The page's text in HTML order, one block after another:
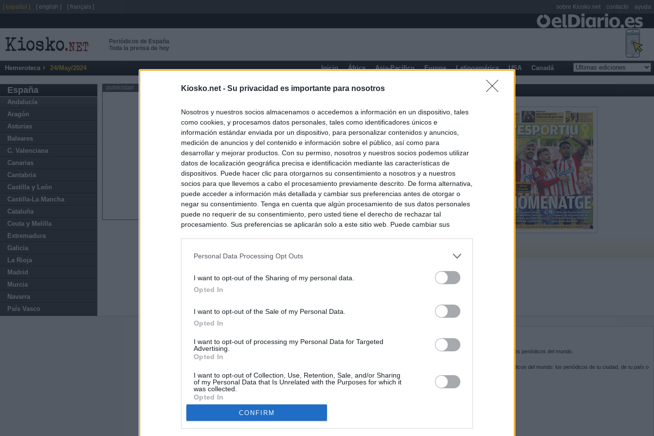
Kiosko.net - Su privacidad es importante para nosotros
Nosotros y nuestros socios almacenamos o accedemos a información en un dispositivo, tales
como cookies, y procesamos datos personales, tales como identificadores únicos e
información estándar enviada por un dispositivo, para personalizar contenidos y anuncios,
medición de anuncios y del contenido e información sobre el público, así como para
desarrollar y mejorar productos. Con su permiso, nosotros y nuestros socios podemos utilizar
datos de localización geográfica precisa e identificación mediante las características de
dispositivos. Puede hacer clic para otorgarnos su consentimiento a nosotros y a nuestros
socios para que llevemos a cabo el procesamiento previamente descrito. De forma alternativa,
puede acceder a información más detallada y cambiar sus preferencias antes de otorgar o
negar su consentimiento. Tenga en cuenta que algún procesamiento de sus datos personales
puede no requerir de su consentimiento, pero usted tiene el derecho de rechazar tal
procesamiento. Sus preferencias se aplicarán solo a este sitio web. Puede cambiar sus
Personal Data Processing Opt Outs
I want to opt-out of the Sharing of my personal data.
Opted In
I want to opt-out of the Sale of my Personal Data.
Opted In
I want to opt-out of processing my Personal Data for Targeted
Advertising.
Opted In
I want to opt-out of Collection, Use, Retention, Sale, and/or Sharing
of my Personal Data that Is Unrelated with the Purposes for which it
was collected.
Opted In
CONFIRM
Periódicos de España
Toda la prensa de hoy
Hemeroteca 24/May/2024 Inicio África Asia-Pacífico Europa Latinoamérica USA Canadá
España
Andalucía
Aragón
Asturias
Baleares
C. Valenciana
Canarias
Cantabria
Castilla y León
Castilla-La Mancha
Cataluña
Ceuta y Melilla
Extremadura
Galicia
La Rioja
Madrid
Murcia
Navarra
País Vasco
publicidad Girona
España impone controles a los viajeros procedentes de Italia tras el rechazo de
Meloni a quitarlos
Qué hay detrás de la embestida de Meloni contra España por la crisis de Ceuta
llegados de Italia tras el choque con Meloni
Kiosko.netes la puerta de entrada a los periódicos del mundo.
Navega por las portadas de los periódicos del mundo: los periódicos de tu ciudad, de tu país o
SÍGUENOS
[ español ] [ english ] [ français ] sobre Kiosko.net contacto ayuda